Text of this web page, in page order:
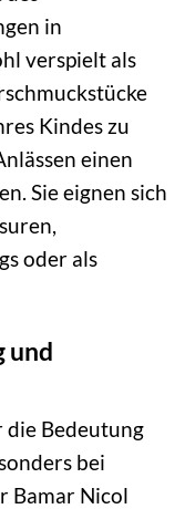
in
verspielt als
Kindes zu
einen
Sie eignen sich
oder als
und
die Bedeutung
bei
Bamar Nicol